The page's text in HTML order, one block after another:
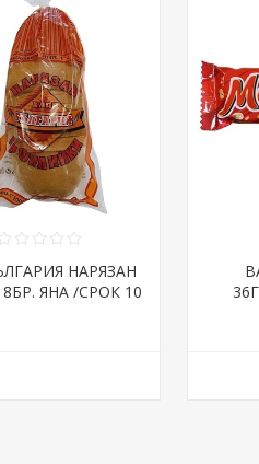
НАРЯЗАН
ЯНА /СРОК 10